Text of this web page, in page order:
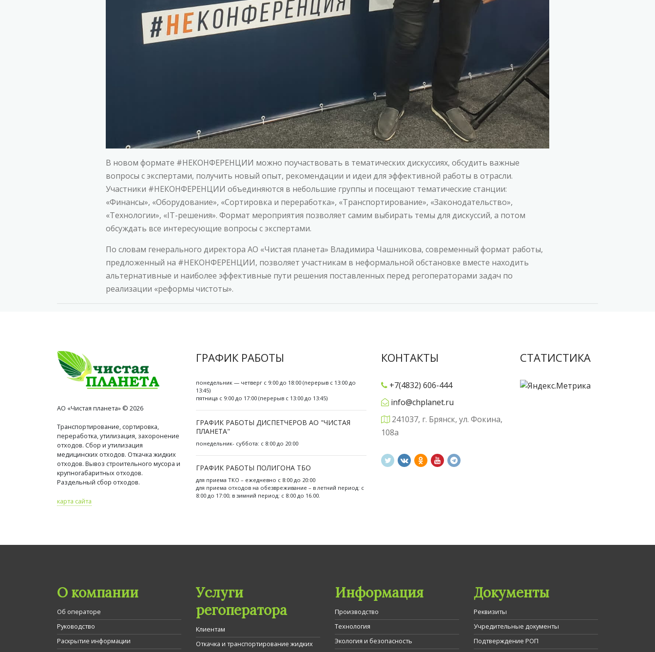
В новом формате #НЕКОНФЕРЕНЦИИ можно поучаствовать в тематических дискуссиях, обсудить важные
вопросы с экспертами, получить новый опыт, рекомендации и идеи для эффективной работы в отрасли.
Участники #НЕКОНФЕРЕНЦИИ объединяются в небольшие группы и посещают тематические станции:
«Финансы», «Оборудование», «Сортировка и переработка», «Транспортирование», «Законодательство»,
«Технологии», «IT-решения». Формат мероприятия позволяет самим выбирать темы для дискуссий, а потом
обсуждать все интересующие вопросы с экспертами.
По словам генерального директора АО «Чистая планета» Владимира Чашникова, современный формат работы,
предложенный на #НЕКОНФЕРЕНЦИИ, позволяет участникам в неформальной обстановке вместе находить
альтернативные и наиболее эффективные пути решения поставленных перед регоператорами задач по
реализации «реформы чистоты».
АО «Чистая планета» © 2026
Транспортирование, сортировка,
переработка, утилизация, захоронение
отходов. Сбор и утилизация
медицинских отходов. Откачка жидких
отходов. Вывоз строительного мусора и
крупногабаритных отходов.
Раздельный сбор отходов.
карта сайта
ГРАФИК РАБОТЫ
понедельник — четверг с 9:00 до 18:00 (перерыв с 13:00 до
13:45)
пятница с 9:00 до 17:00 (перерыв с 13:00 до 13:45)
ГРАФИК РАБОТЫ ДИСПЕТЧЕРОВ АО "ЧИСТАЯ
ПЛАНЕТА"
понедельник- суббота: с 8:00 до 20:00
ГРАФИК РАБОТЫ ПОЛИГОНА ТБО
для приема ТКО – ежедневно с 8:00 до 20:00
для приема отходов на обезвреживание – в летний период: с
8:00 до 17:00; в зимний период: с 8:00 до 16.00.
КОНТАКТЫ
+7(4832) 606-444
info@chplanet.ru
241037, г. Брянск, ул. Фокина,
108а
СТАТИСТИКА
О компании
Об операторе
Руководство
Раскрытие информации
Услуги
регоператора
Клиентам
Откачка и транспортирование жидких
Информация
Производство
Технология
Экология и безопасность
Документы
Реквизиты
Учредительные документы
Подтверждение РОП